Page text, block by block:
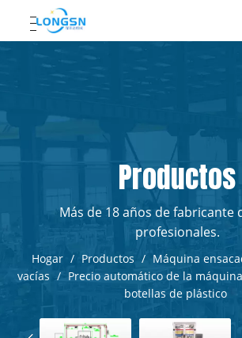
Productos
Más de 18 años de fabricante
profesionales.
Hogar / Productos / Máquina
vacías / Precio automático de la
botellas de plástico